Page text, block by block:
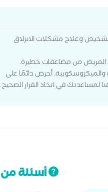
تشخيص وعلاج مشكلات الانزلاق
المريض من مضاعفات خطيرة.
أحرص دائمًا على
في اتخاذ القرار
أسئلة من